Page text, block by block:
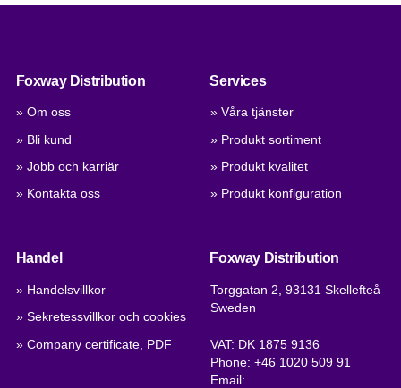
Foxway Distribution
» Om oss
» Bli kund
» Jobb och karriär
» Kontakta oss
Services
» Våra tjänster
» Produkt sortiment
» Produkt kvalitet
» Produkt konfiguration
Handel
» Handelsvillkor
» Sekretessvillkor och cookies
» Company certificate, PDF
Foxway Distribution
Torggatan 2, 93131 Skellefteå
Sweden
VAT: DK 1875 9136
Phone:+46 1020 509 91
Email: